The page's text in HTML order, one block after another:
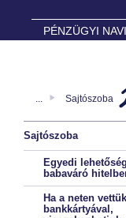
PÉNZÜGYI
... Sajtószoba
Sajtószoba
Egyedi
babaváró
Ha a neten vettük
bankkártyával,